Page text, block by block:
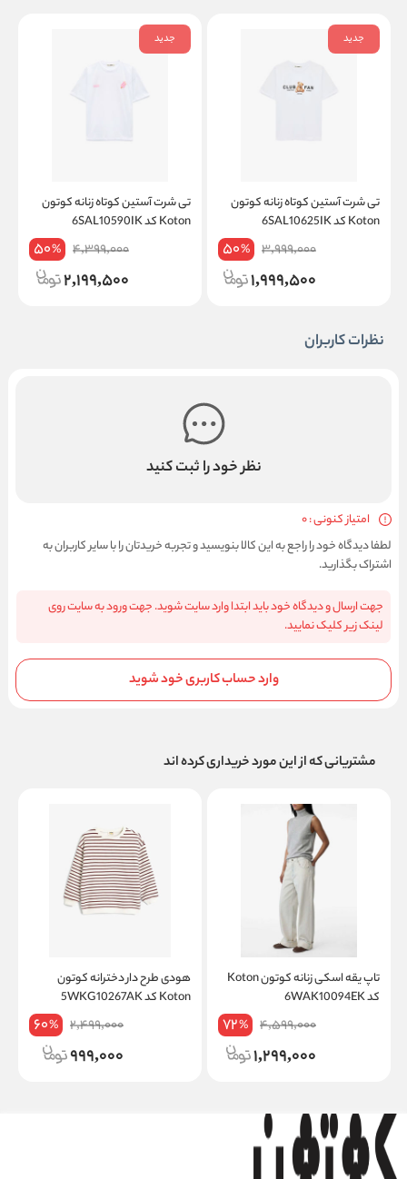
جدید
تی شرت آستین کوتاه زنانه کوتون
Koton کد 6SAL10625IK
3,999,000
50%
1,999,500
جدید
تی شرت آستین کوتاه زنانه کوتون
Koton کد 6SAL10590IK
4,399,000
50%
2,199,500
نظرات کاربران
نظر خود را ثبت کنید
امتیاز کنونی : 0
لطفا دیدگاه خود را راجع به این کالا بنویسید و تجربه خریدتان را با سایر کاربران به
اشتراک بگذارید.
جهت ارسال و دیدگاه خود باید ابتدا وارد سایت شوید. جهت ورود به سایت روی
لینک زیر کلیک نمایید.
وارد حساب کاربری خود شوید
مشتریانی که از این مورد خریداری کرده اند
تاپ یقه اسکی زنانه کوتون Koton
کد 6WAK10094EK
4,599,000
72%
1,299,000
هودی طرح دار دخترانه کوتون
Koton کد 5WKG10267AK
2,499,000
60%
999,000